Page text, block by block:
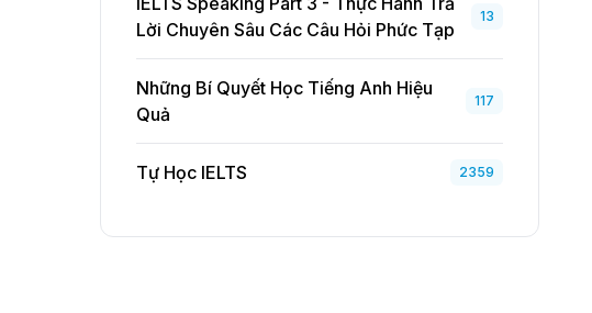
Lời Chuyên Sâu Các Câu Hỏi Phức Tạp
13
Những Bí Quyết Học Tiếng Anh Hiệu
Quả
117
Tự Học IELTS 2359